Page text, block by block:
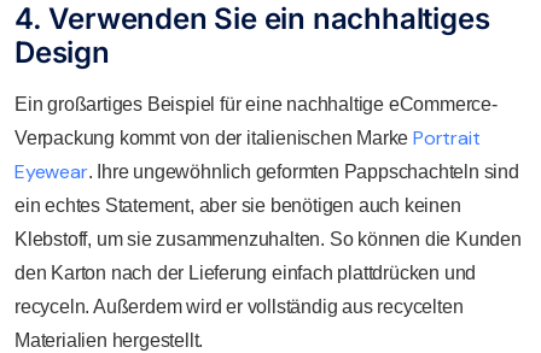
4. Verwenden Sie ein nachhaltiges
Design
Ein großartiges Beispiel für eine nachhaltige eCommerce-
Verpackung kommt von der italienischen Marke Portrait
Eyewear. Ihre ungewöhnlich geformten Pappschachteln sind
ein echtes Statement, aber sie benötigen auch keinen
Klebstoff, um sie zusammenzuhalten. So können die Kunden
den Karton nach der Lieferung einfach plattdrücken und
recyceln. Außerdem wird er vollständig aus recycelten
Materialien hergestellt.